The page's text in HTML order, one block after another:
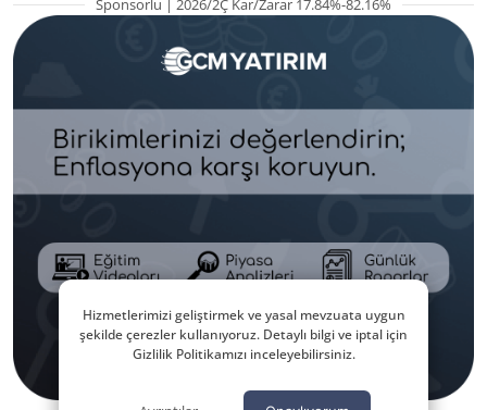
Sponsorlu | 2026/2Ç Kar/Zarar 17.84%-82.16%
Hizmetlerimizi geliştirmek ve yasal mevzuata uygun
şekilde çerezler kullanıyoruz. Detaylı bilgi ve iptal için
Gizlilik Politikamızı inceleyebilirsiniz.